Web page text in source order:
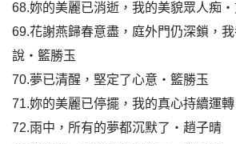
68.妳的美麗已消逝，我的美貌眾人痴
69.花謝燕歸春意盡，庭外門仍深鎖，
說‧籃勝玉
70.夢已清醒，堅定了心意‧籃勝玉
71.妳的美麗已停擺，我的真心持續運
72.雨中，所有的夢都沉默了‧趙子晴